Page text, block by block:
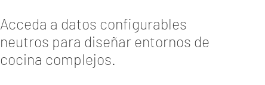
Acceda a datos configurables
neutros para diseñar entornos de
cocina complejos.